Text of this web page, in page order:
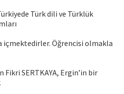
Türk dili ve Türklük
içmektedirler. Öğrencisi olmakla
SERTKAYA, Ergin’in bir